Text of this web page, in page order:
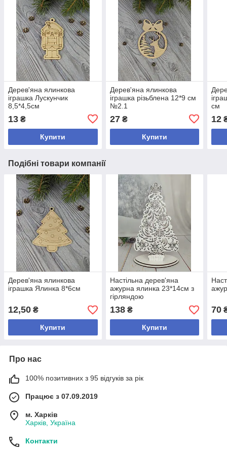
Дерев'яна ялинкова
іграшка Лускунчик
8,5*4,5см
13 ₴
Купити
Дерев'яна ялинкова
іграшка різьблена 12*9 см
№2.1
27₴
Купити
см
12
Подібні товари компанії
Дерев'яна ялинкова
іграшка Ялинка 8*6см
12,50 ₴
Купити
Настільна дерев'яна
ажурна ялинка 23*14см з
гірляндою
138₴
Купити
70
Про нас
100% позитивних з 95 відгуків за рік
Працює з 07.09.2019
м. Харків
Харків, Україна
Контакти